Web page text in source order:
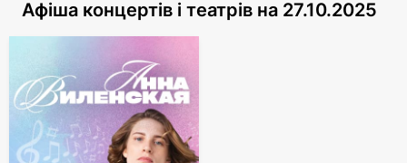
Афіша концертів і театрів на 27.10.2025